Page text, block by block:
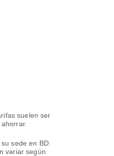
suelen ser
sede en BD.
variar según